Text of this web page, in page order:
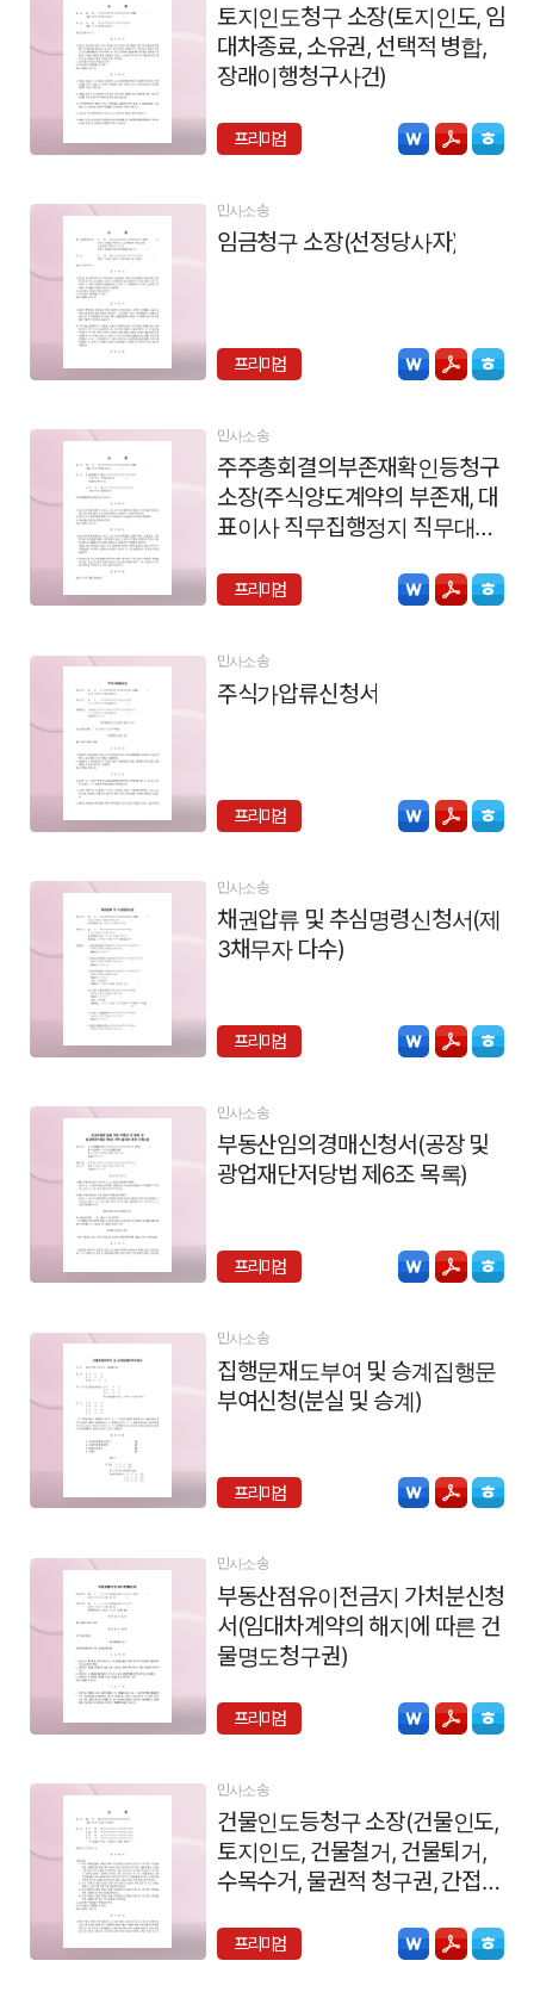
토지인도청구 소장(토지인도, 임
대차종료, 소유권, 선택적 병합,
장래이행청구사건)
프리미엄
민사소송
임금청구 소장(선정당사자)
프리미엄
민사소송
주주총회결의부존재확인등청구
소장(주식양도계약의 부존재, 대
표이사 직무집행정지 직무대행
주주명의 개서절차이행청구)
프리미엄
민사소송
주식가압류신청서
프리미엄
민사소송
채권압류 및 추심명령신청서(제
3채무자 다수)
프리미엄
민사소송
부동산임의경매신청서(공장 및
광업재단저당법 제6조 목록)
프리미엄
민사소송
집행문재도부여 및 승계집행문
부여신청(분실 및 승계)
프리미엄
민사소송
부동산점유이전금지 가처분신청
서(임대차계약의 해지에 따른 건
물명도청구권)
프리미엄
민사소송
건물인도등청구 소장(건물인도,
토지인도, 건물철거, 건물퇴거,
수목수거, 물권적 청구권, 간접점
프리미엄